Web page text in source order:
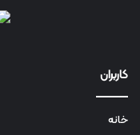
کاربران
خانه